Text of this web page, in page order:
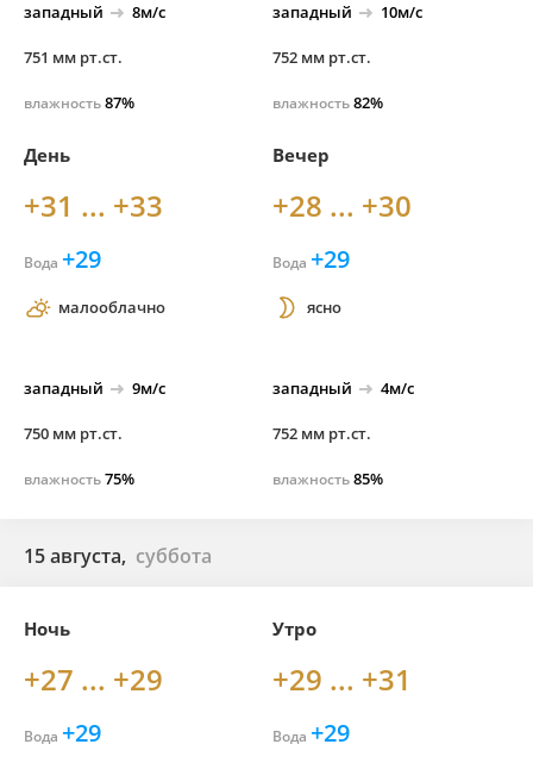
западный 8м/с
751 мм рт.ст.
влажность87%
западный 10м/с
752 мм рт.ст.
влажность82%
День
+31 ... +33
Вода +29
малооблачно
западный 9м/с
750 мм рт.ст.
влажность75%
Вечер
+28 ... +30
Вода +29
ясно
западный 4м/с
752 мм рт.ст.
влажность85%
15 августа, суббота
Ночь
+27 ... +29
Вода +29
Утро
+29 ... +31
Вода +29